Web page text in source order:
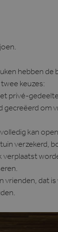
hebben de
keuzes:
privé-
gecreëerd om
kan
verzekerd,
verplaatst
vrienden, dat